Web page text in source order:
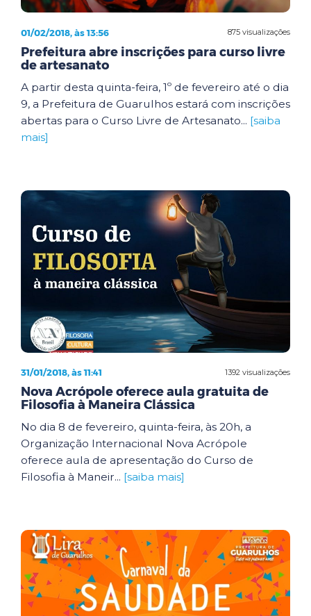
875 visualizações
01/02/2018, às 13:56
Prefeitura abre inscrições para curso livre
de artesanato
A partir desta quinta-feira, 1º de fevereiro até o dia
9, a Prefeitura de Guarulhos estará com inscrições
abertas para o Curso Livre de Artesanato... [saiba
mais]
1392 visualizações
31/01/2018, às 11:41
Nova Acrópole oferece aula gratuita de
Filosofia à Maneira Clássica
No dia 8 de fevereiro, quinta-feira, às 20h, a
Organização Internacional Nova Acrópole
oferece aula de apresentação do Curso de
Filosofia à Maneir... [saiba mais]